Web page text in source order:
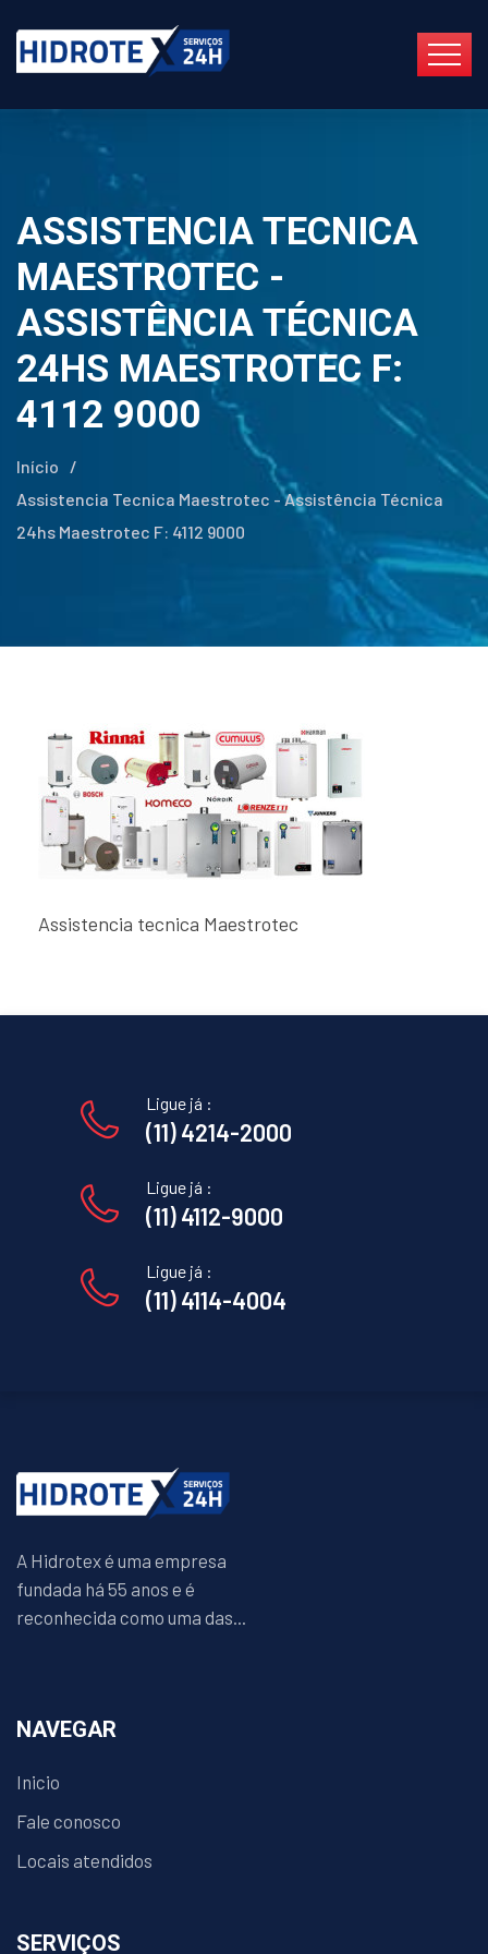
ASSISTENCIA TECNICA
MAESTROTEC -
ASSISTÊNCIA TÉCNICA
24HS MAESTROTEC F:
4112 9000
Início
/
Assistencia Tecnica Maestrotec - Assistência Técnica
24hs Maestrotec F: 4112 9000
Assistencia tecnica Maestrotec
Ligue já :
(11) 4214-2000
Ligue já :
(11) 4112-9000
Ligue já :
(11) 4114-4004
A Hidrotex é uma empresa
fundada há 55 anos e é
reconhecida como uma das...
NAVEGAR
Inicio
Fale conosco
Locais atendidos
SERVIÇOS